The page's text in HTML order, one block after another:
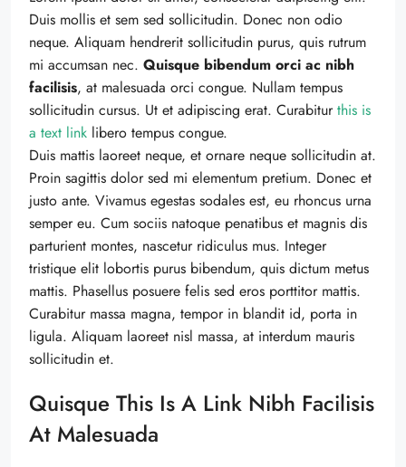
Duis mollis et sem sed sollicitudin. Donec non odio
neque. Aliquam hendrerit sollicitudin purus, quis rutrum
mi accumsan nec. Quisque bibendum orci ac nibh
facilisis, at malesuada orci congue. Nullam tempus
sollicitudin cursus. Ut et adipiscing erat. Curabiturthis is
a text link libero tempus congue.
Duis mattis laoreet neque, et ornare neque sollicitudin at.
Proin sagittis dolor sed mi elementum pretium. Donec et
justo ante. Vivamus egestas sodales est, eu rhoncus urna
semper eu. Cum sociis natoque penatibus et magnis dis
parturient montes, nascetur ridiculus mus. Integer
tristique elit lobortis purus bibendum, quis dictum metus
mattis. Phasellus posuere felis sed eros porttitor mattis.
Curabitur massa magna, tempor in blandit id, porta in
ligula. Aliquam laoreet nisl massa, at interdum mauris
sollicitudin et.
Quisque This Is A Link Nibh Facilisis
At Malesuada